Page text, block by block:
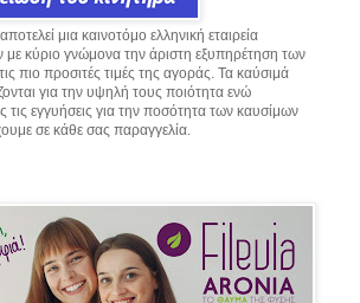
μια καινοτόμο ελληνική εταιρεία
με κύριο γνώμονα την άριστη εξυπηρέτηση των
πιο προσιτές τιμές της αγοράς. Τα καύσιμά
για την υψηλή τους ποιότητα ενώ
τις εγγυήσεις για την ποσότητα των καυσίμων
σε κάθε σας παραγγελία.